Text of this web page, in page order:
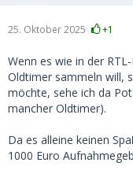
25. Oktober 2025 +1
Wenn es wie in der
Oldtimer sammeln will,
möchte, sehe ich da
mancher Oldtimer).
Da es alleine keinen
1000 Euro